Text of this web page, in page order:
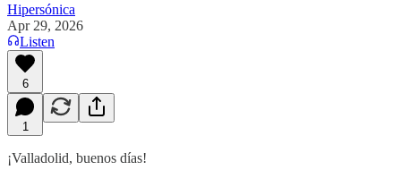
Hipersónica
Apr 29, 2026
Listen
6
1
¡Valladolid, buenos días!